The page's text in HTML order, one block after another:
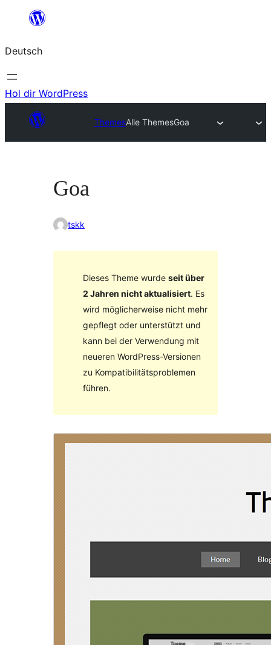
springen
Deutsch
Hol dir WordPress
ThemesAlle ThemesGoa
Goa
tskk
Dieses Theme wurde seit über
2 Jahren nicht aktualisiert. Es
wird möglicherweise nicht mehr
gepflegt oder unterstützt und
kann bei der Verwendung mit
neueren WordPress-Versionen
zu Kompatibilitätsproblemen
führen.